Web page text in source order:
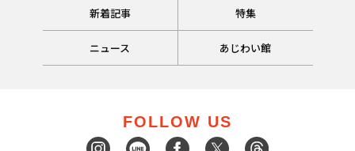
新着記事 特集
ニュース あじわい館
FOLLOW US